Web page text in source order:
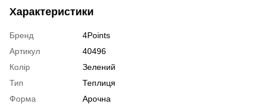
Характеристики
Бренд
4Points
Артикул
40496
Колір
Зелений
Тип
Теплиця
Форма
Арочна